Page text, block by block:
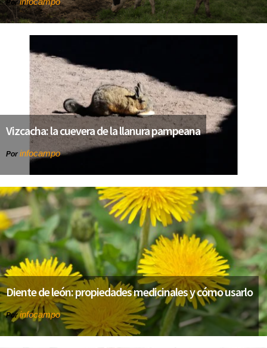
Por
Vizcacha: la cuevera de la llanura pampeana
Por infocampo
Diente de león: propiedades medicinales y cómo usarlo
Porinfocampo